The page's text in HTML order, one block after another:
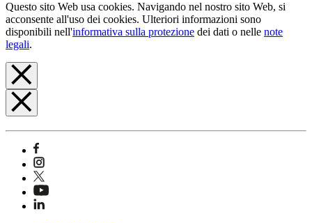
Questo sito Web usa cookies. Navigando nel nostro sito Web, si
acconsente all'uso dei cookies. Ulteriori informazioni sono
disponibili nell'informativa sulla protezione dei dati o nelle note
legali.